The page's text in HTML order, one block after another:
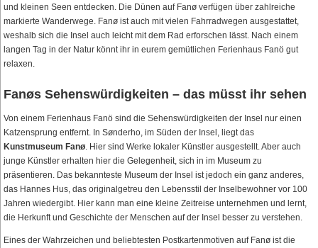
und kleinen Seen entdecken. Die Dünen auf Fanø verfügen über zahlreiche
markierte Wanderwege. Fanø ist auch mit vielen Fahrradwegen ausgestattet,
weshalb sich die Insel auch leicht mit dem Rad erforschen lässt. Nach einem
langen Tag in der Natur könnt ihr in eurem gemütlichen Ferienhaus Fanö gut
relaxen.
Fanøs Sehenswürdigkeiten – das müsst ihr sehen
Von einem Ferienhaus Fanö sind die Sehenswürdigkeiten der Insel nur einen
Katzensprung entfernt. In Sønderho, im Süden der Insel, liegt das
Kunstmuseum Fanø . Hier sind Werke lokaler Künstler ausgestellt. Aber auch
junge Künstler erhalten hier die Gelegenheit, sich in im Museum zu
präsentieren. Das bekannteste Museum der Insel ist jedoch ein ganz anderes,
das Hannes Hus, das originalgetreu den Lebensstil der Inselbewohner vor 100
Jahren wiedergibt. Hier kann man eine kleine Zeitreise unternehmen und lernt,
die Herkunft und Geschichte der Menschen auf der Insel besser zu verstehen.
Eines der Wahrzeichen und beliebtesten Postkartenmotiven auf Fanø ist die